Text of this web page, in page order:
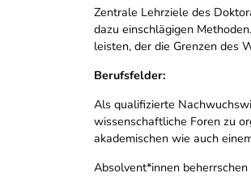
Zentrale Lehrziele des
dazu einschlägigen
leisten, der die Grenzen des
Berufsfelder:
Als qualifizierte
wissenschaftliche Foren zu
akademischen wie auch
Absolvent*innen